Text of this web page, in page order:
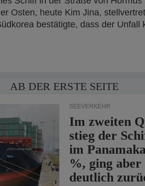
Osten, heute Kim Jina,
bestätigte, dass der Unfall
AB DER ERSTE SEITE
SEEVERKEHR
Im zweiten
stieg der
im
%, ging
deutlich